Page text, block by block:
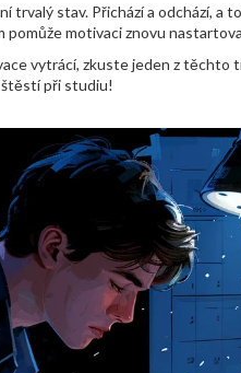
trvalý stav. Přichází a odchází, a
pomůže motivaci znovu
vytrácí, zkuste jeden z těchto
při studiu!